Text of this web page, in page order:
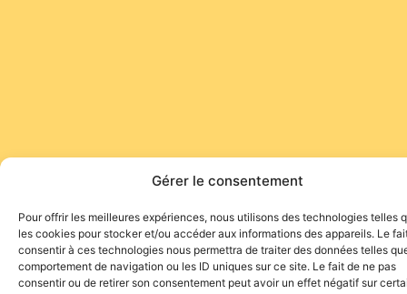
Gérer le consentement
Pour offrir les meilleures expériences, nous utilisons des technologies telles
les cookies pour stocker et/ou accéder aux informations des appareils. Le
consentir à ces technologies nous permettra de traiter des données telles
comportement de navigation ou les ID uniques sur ce site. Le fait de ne pas
consentir ou de retirer son consentement peut avoir un effet négatif sur